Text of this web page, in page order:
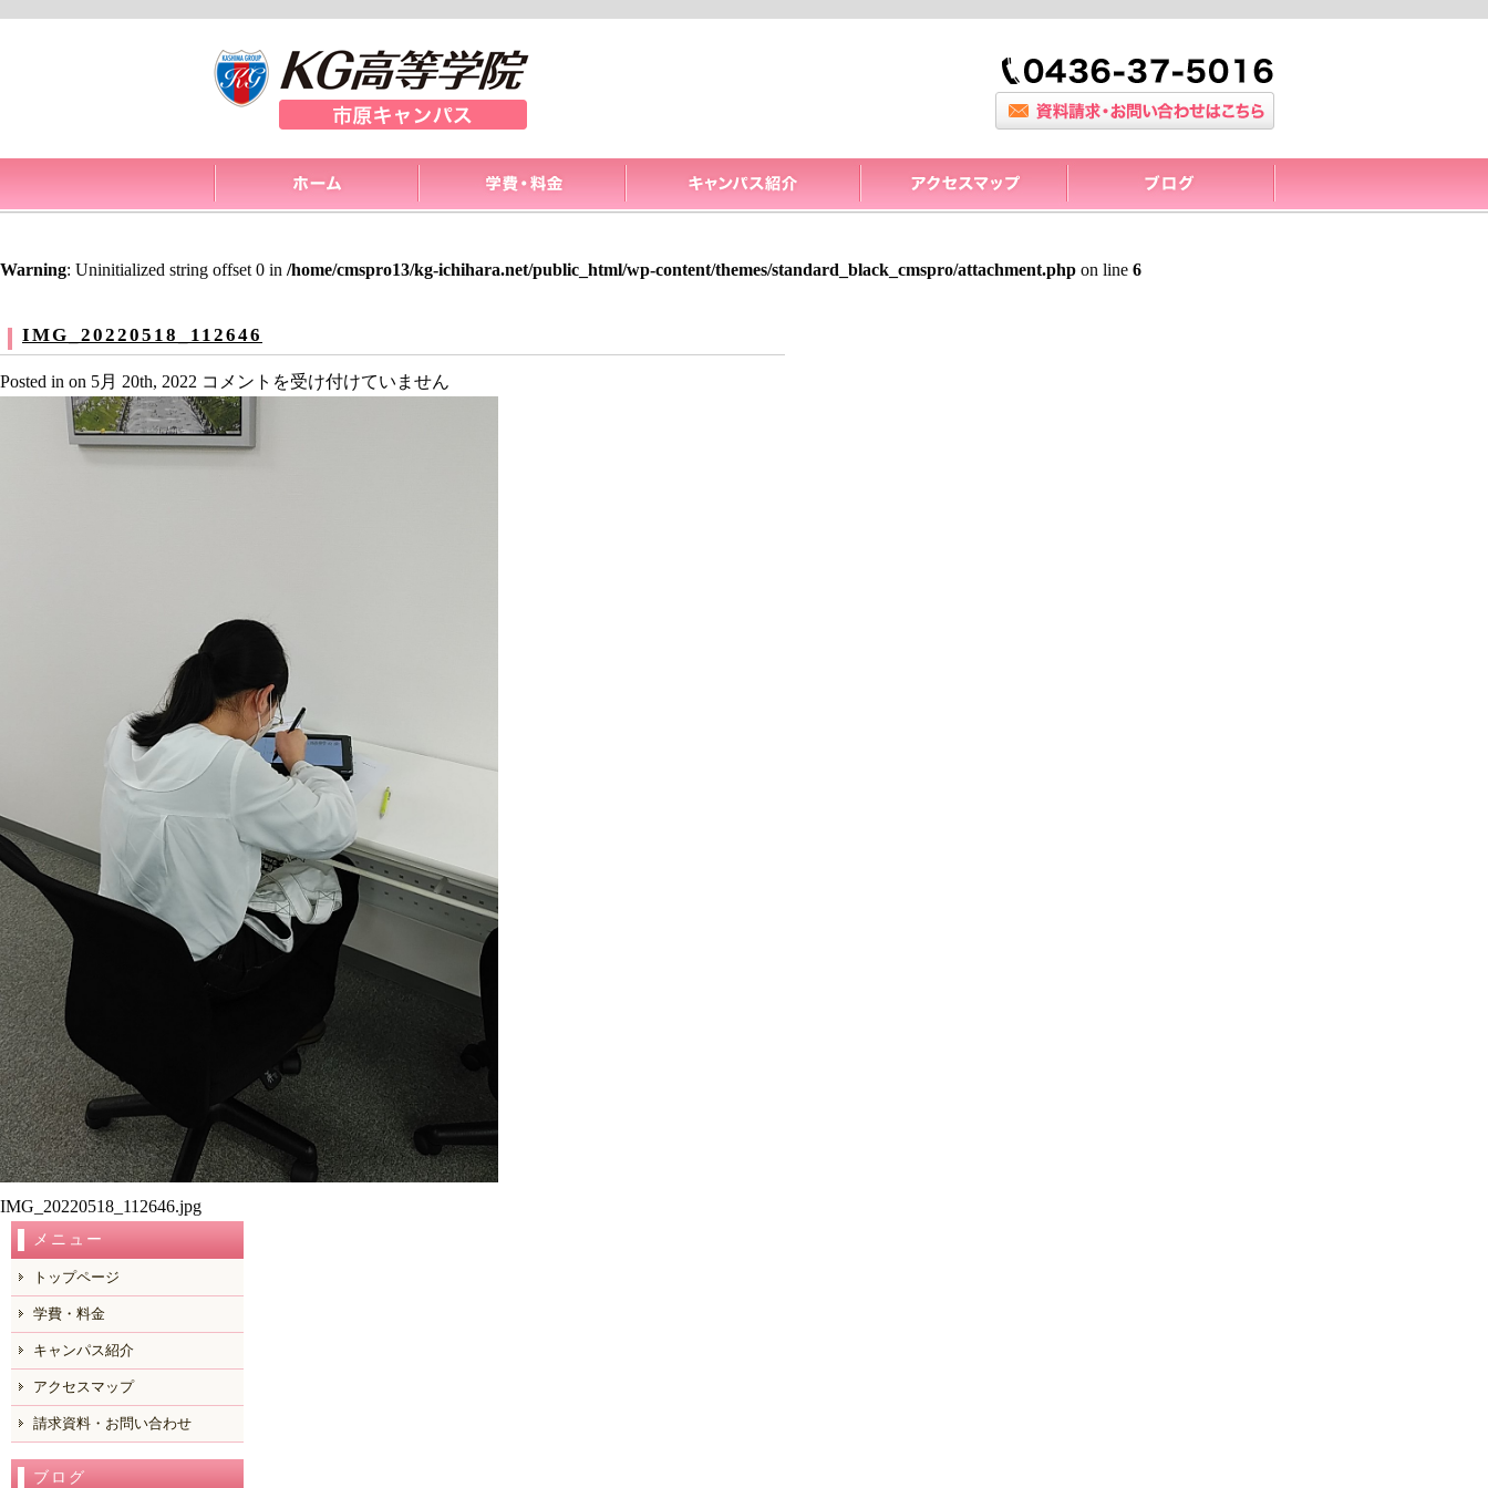
Warning: Uninitialized string offset 0 in /home/cmspro13/kg-ichihara.net/public_html/wp-content/themes/standard_black_cmspro/attachment.php on line 6
IMG_20220518_112646
Posted in on 5月 20th, 2022 IMG_20220518_112646
は
コメントを受け付けていません
IMG_20220518_112646.jpg
メニュー
トップページ
学費・料金
キャンパス紹介
アクセスマップ
請求資料・お問い合わせ
ブログ